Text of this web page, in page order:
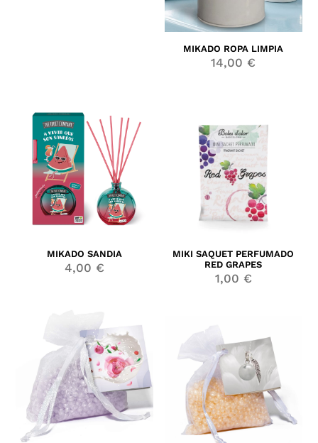
MIKADO ROPA LIMPIA
14,00 €
MIKADO SANDIA
4,00 €
MIKI SAQUET PERFUMADO
RED GRAPES
1,00 €